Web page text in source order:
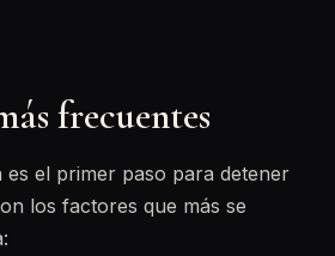
frecuentes
es el primer paso para detener
los factores que más se